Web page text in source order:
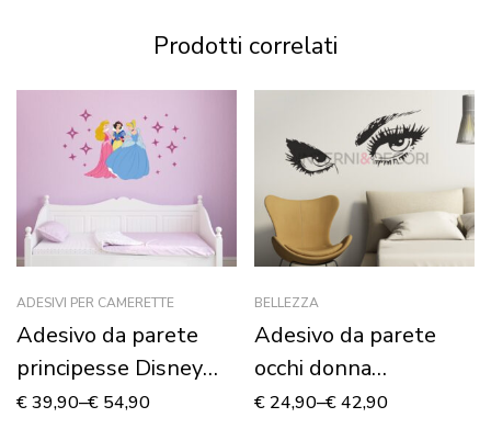
Prodotti correlati
ADESIVI PER CAMERETTE
Adesivo da parete
principesse Disney
“COME NELLE
€39,90–€ 54,90
BELLEZZA
Adesivo da parete
occhi donna
“BEAUTIFUL EYES”
€ 24,90–€42,90